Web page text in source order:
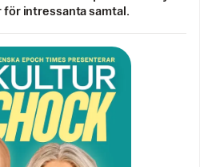
för intressanta samtal.